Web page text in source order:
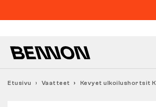
Etusivu Vaatteet Kevyet ulkoilushortsit